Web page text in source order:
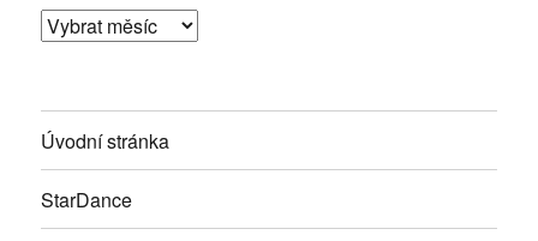
Archivy
Úvodní stránka
StarDance